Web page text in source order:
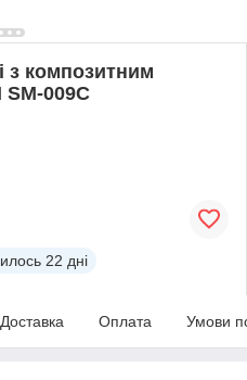
з композитним
SM-009C
22 дні
Доставка Оплата Умови